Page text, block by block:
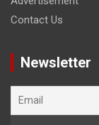
Contact Us
Newsletter